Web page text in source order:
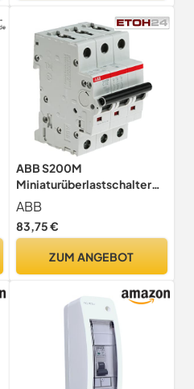
ABB S200M
Miniaturüberlastschalter
Typ C, Pol 3-polig 32A
440V ac,
Abschaltvermögen 10 kA
dc
ABB
83,75 €
ZUM ANGEBOT